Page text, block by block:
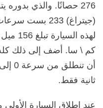
276 حصانًا. والذي
(جيتراغ) 233
كم \ سا. أضف إلى ذلك
ثانية فقط.